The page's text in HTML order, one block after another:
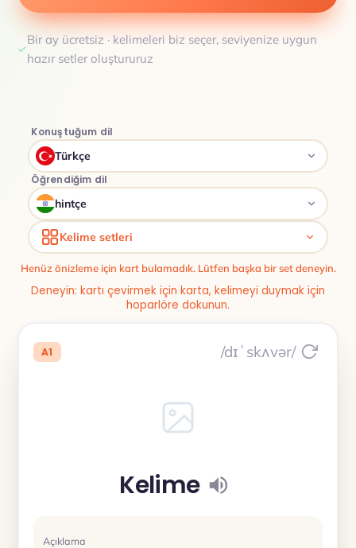
Bir ay ücretsiz · kelimeleri biz seçer, seviyenize uygun
hazır setler oluştururuz
Konuştuğum dil
Türkçe
Öğrendiğim dil
hintçe
Kelime setleri
Henüz önizleme için kart bulamadık. Lütfen başka bir set deneyin.
Deneyin: kartı çevirmek için karta, kelimeyi duymak için
hoparlöre dokunun.
A1 /dɪˈskʌvər/
Kelime
Açıklama